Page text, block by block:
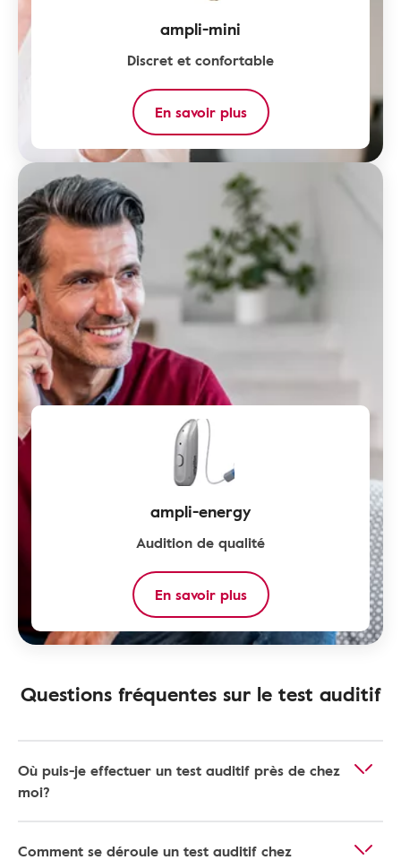
ampli-mini
Discret et confortable
En savoir plus
ampli-energy
Audition de qualité
En savoir plus
Questions fréquentes sur le test auditif
Où puis-je effectuer un test auditif près de chez
moi?
Comment se déroule un test auditif chez